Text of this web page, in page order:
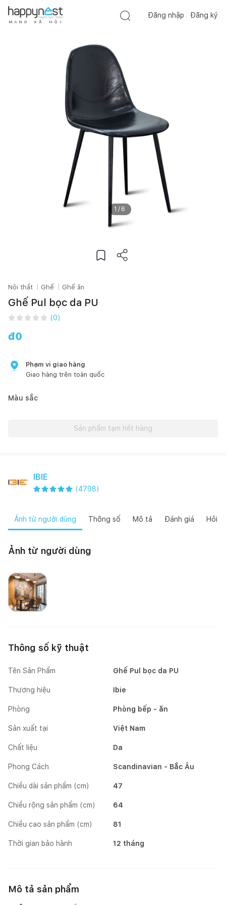
M Ạ N G X Ã H Ộ I
Đăng nhập Đăng ký
1 / 6
Nội thất Ghế Ghế ăn
Ghế Pul bọc da PU
(0)
đ0
Phạm vi giao hàng
Giao hàng trên toàn quốc
Màu sắc
Sản phẩm tạm hết hàng
IBIE
(4798)
Ảnh từ người dùng Thông số Mô tả Đánh giá Hỏi
Ảnh từ người dùng
Happynest
Thông số kỹ thuật
Tên Sản Phẩm Ghế Pul bọc da PU
Thương hiệu Ibie
Phòng Phòng bếp - ăn
Sản xuất tại Việt Nam
Chất liệu Da
Phong Cách Scandinavian - Bắc Âu
Chiều dài sản phẩm (cm) 47
Chiều rộng sản phẩm (cm) 64
Chiều cao sản phẩm (cm) 81
Thời gian bảo hành 12 tháng
Mô tả sản phẩm